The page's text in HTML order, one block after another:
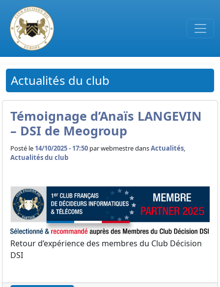
Passer au contenu principal
Actualités du club
Témoignage d’Anaïs LANGEVIN
– DSI de Meogroup
Posté le 14/10/2025 - 17:50 parwebmestre dansActualités,
Actualités du club
Retour d’expérience des membres du Club Décision
DSI